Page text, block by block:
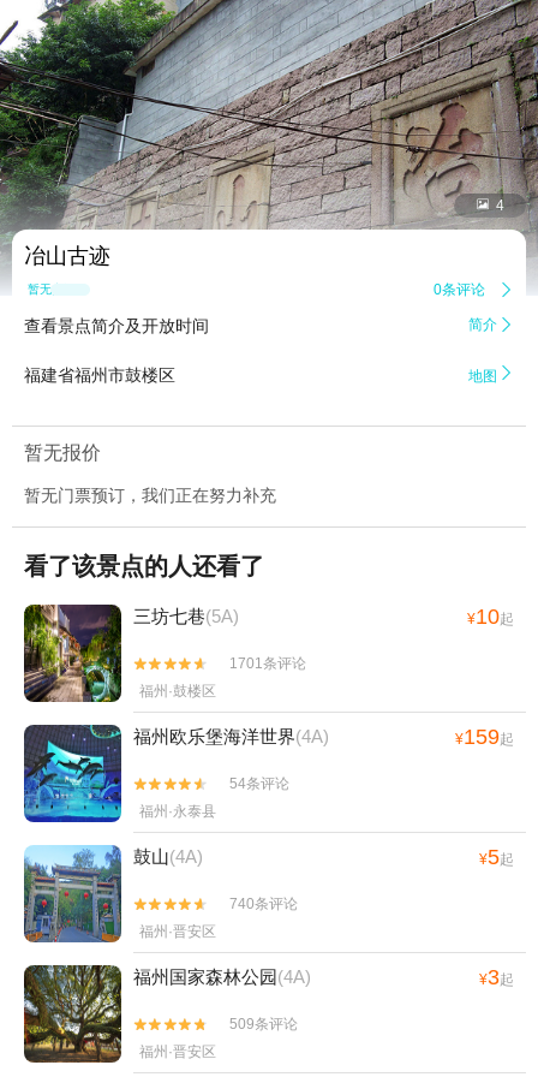
 4
冶山古迹
暂无点评 0条评论 
查看景点简介及开放时间 简介 
福建省福州市鼓楼区 地图 
暂无报价
暂无门票预订，我们正在努力补充
看了该景点的人还看了
三坊七巷(5A) ¥10起


1701条评论
福州·鼓楼区
福州欧乐堡海洋世界(4A) ¥159起


54条评论
福州·永泰县
鼓山(4A) ¥5起


740条评论
福州·晋安区
福州国家森林公园(4A) ¥3起


509条评论
福州·晋安区
